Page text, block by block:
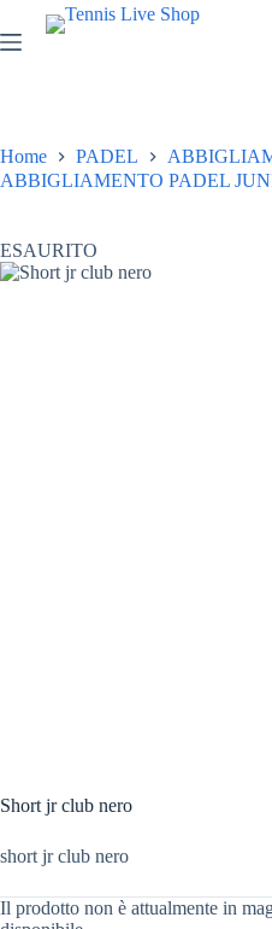
al
contenuto
Home PADEL
ABBIGLIAMENTO PADEL
ESAURITO
Short jr club nero
short jr club nero
Il prodotto non è attualmente in